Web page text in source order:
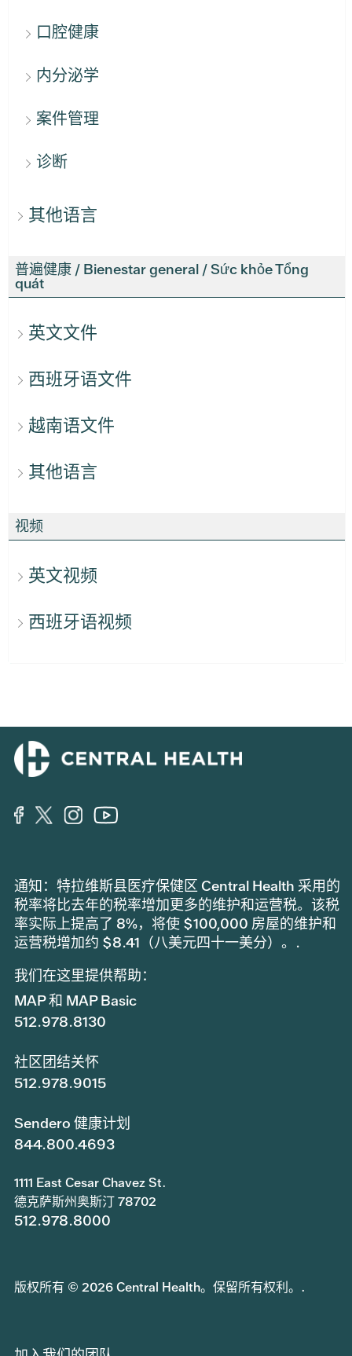
口腔健康
内分泌学
案件管理
诊断
其他语言
普遍健康 / Bienestar general / Sức khỏe Tổng
quát
英文文件
西班牙语文件
越南语文件
其他语言
视频
英文视频
西班牙语视频
通知：特拉维斯县医疗保健区 Central Health 采用的
税率将比去年的税率增加更多的维护和运营税。该税
率实际上提高了 8%，将使 $100,000 房屋的维护和
运营税增加约 $8.41（八美元四十一美分）。.
我们在这里提供帮助：
MAP 和 MAP Basic
512.978.8130
社区团结关怀
512.978.9015
Sendero 健康计划
844.800.4693
1111 East Cesar Chavez St.
德克萨斯州奥斯汀 78702
512.978.8000
版权所有 © 2026 Central Health。保留所有权利。.